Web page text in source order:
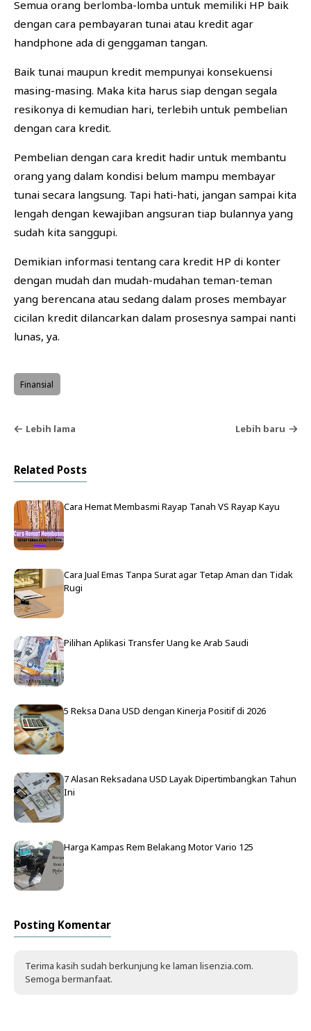
Semua orang berlomba-lomba untuk memiliki HP baik
dengan cara pembayaran tunai atau kredit agar
handphone ada di genggaman tangan.
Baik tunai maupun kredit mempunyai konsekuensi
masing-masing. Maka kita harus siap dengan segala
resikonya di kemudian hari, terlebih untuk pembelian
dengan cara kredit.
Pembelian dengan cara kredit hadir untuk membantu
orang yang dalam kondisi belum mampu membayar
tunai secara langsung. Tapi hati-hati, jangan sampai kita
lengah dengan kewajiban angsuran tiap bulannya yang
sudah kita sanggupi.
Demikian informasi tentang cara kredit HP di konter
dengan mudah dan mudah-mudahan teman-teman
yang berencana atau sedang dalam proses membayar
cicilan kredit dilancarkan dalam prosesnya sampai nanti
lunas, ya.
Finansial
Lebih lama Lebih baru
Related Posts
Cara Hemat Membasmi Rayap Tanah VS Rayap Kayu
Cara Jual Emas Tanpa Surat agar Tetap Aman dan Tidak
Rugi
Pilihan Aplikasi Transfer Uang ke Arab Saudi
5 Reksa Dana USD dengan Kinerja Positif di 2026
7 Alasan Reksadana USD Layak Dipertimbangkan Tahun
Ini
Harga Kampas Rem Belakang Motor Vario 125
Posting Komentar
Terima kasih sudah berkunjung ke laman lisenzia.com.
Semoga bermanfaat.